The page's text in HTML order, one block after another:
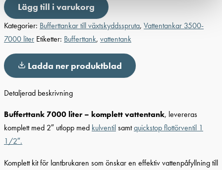
Lägg till i varukorg
Kategorier: Bufferttankar till växtskyddsspruta, Vattentankar 3500-
7000 liter Etiketter: Bufferttank, vattentank
Ladda ner produktblad
Detaljerad beskrivning
Bufferttank 7000 liter – komplett vattentank, levereras
komplett med 2″ utlopp med kulventilsamtquickstop flottörventil 1
1/2″.
Komplett kit för lantbrukaren som önskar en effektiv vattenpåfyllning till